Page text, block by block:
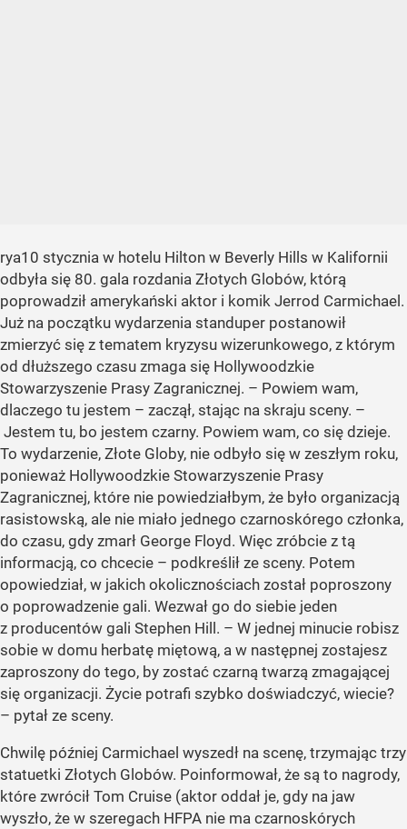
rya10 stycznia w hotelu Hilton w Beverly Hills w Kalifornii
odbyła się 80. gala rozdania Złotych Globów, którą
poprowadził amerykański aktor i komik Jerrod Carmichael.
Już na początku wydarzenia standuper postanowił
zmierzyć się z tematem kryzysu wizerunkowego, z którym
od dłuższego czasu zmaga się Hollywoodzkie
Stowarzyszenie Prasy Zagranicznej. – Powiem wam,
dlaczego tu jestem – zaczął, stając na skraju sceny. –
Jestem tu, bo jestem czarny. Powiem wam, co się dzieje.
To wydarzenie, Złote Globy, nie odbyło się w zeszłym roku,
ponieważ Hollywoodzkie Stowarzyszenie Prasy
Zagranicznej, które nie powiedziałbym, że było organizacją
rasistowską, ale nie miało jednego czarnoskórego członka,
do czasu, gdy zmarł George Floyd. Więc zróbcie z tą
informacją, co chcecie – podkreślił ze sceny. Potem
opowiedział, w jakich okolicznościach został poproszony
o poprowadzenie gali. Wezwał go do siebie jeden
z producentów gali Stephen Hill. – W jednej minucie robisz
sobie w domu herbatę miętową, a w następnej zostajesz
zaproszony do tego, by zostać czarną twarzą zmagającej
się organizacji. Życie potrafi szybko doświadczyć, wiecie?
– pytał ze sceny.
Chwilę później Carmichael wyszedł na scenę, trzymając trzy
statuetki Złotych Globów. Poinformował, że są to nagrody,
które zwrócił Tom Cruise (aktor oddał je, gdy na jaw
wyszło, że w szeregach HFPA nie ma czarnoskórych